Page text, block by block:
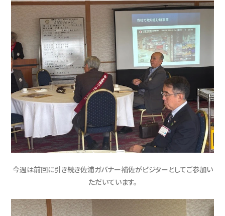
今週は前回に引き続き佐浦ガバナー補佐がビジターとしてご参加い
ただいています。